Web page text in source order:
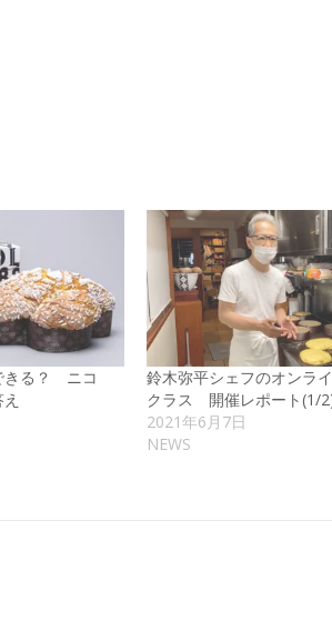
きる？ ニコ
鈴木弥平シェフのオンラ
クラス 開催レポート(1/
2021年6月7日
NEWS